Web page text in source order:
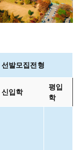
선발모집전형
신입학
평입
학